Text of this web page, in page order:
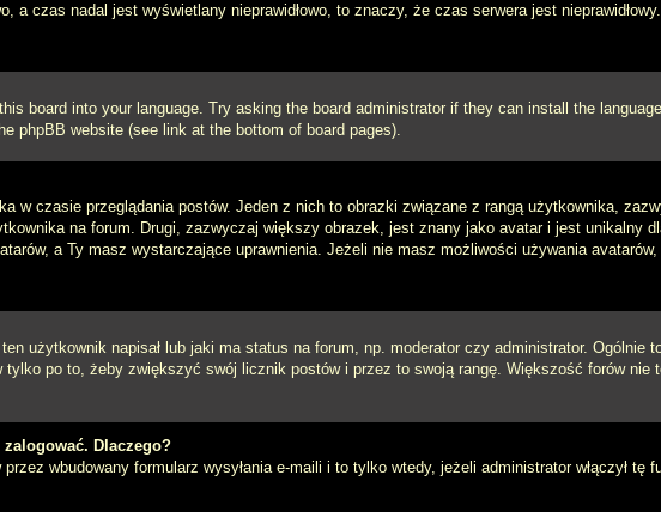
a czas nadal jest wyświetlany nieprawidłowo, to znaczy, że czas serwera jest
board into your language. Try asking the board administrator if they can install the
phpBB website (see link at the bottom of board pages).
w czasie przeglądania postów. Jeden z nich to obrazki związane z rangą użytkownika,
na forum. Drugi, zazwyczaj większy obrazek, jest znany jako avatar i jest unikalny
a Ty masz wystarczające uprawnienia. Jeżeli nie masz możliwości używania
użytkownik napisał lub jaki ma status na forum, np. moderator czy administrator. Ogólnie
po to, żeby zwiększyć swój licznik postów i przez to swoją rangę. Większość forów nie
Dlaczego?
wbudowany formularz wysyłania e-maili i to tylko wtedy, jeżeli administrator włączył tę